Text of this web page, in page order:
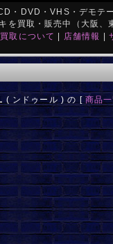
・DVD・VHS・デモテ
を買取・販売中（大阪、
買取について | 店舗情報 |
( ンドゥール ) の [ 商品